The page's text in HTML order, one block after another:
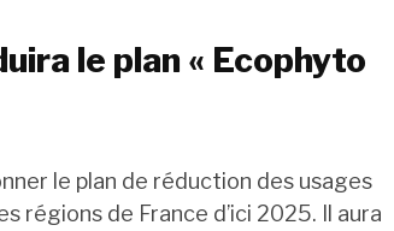
le plan « Ecophyto
le plan de réduction des usages
régions de France d’ici 2025. Il aura